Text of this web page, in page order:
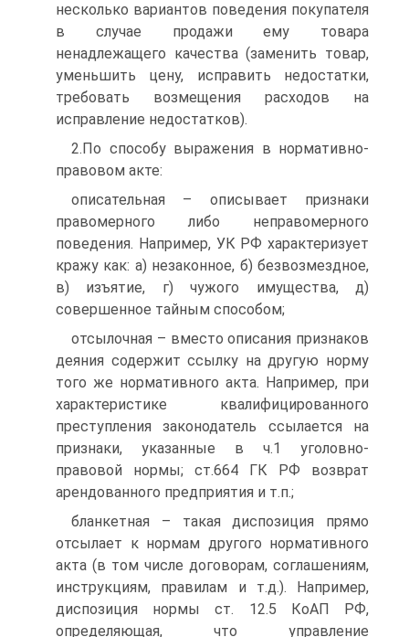
несколько вариантов поведения покупателя
в случае продажи ему товара
ненадлежащего качества (заменить товар,
уменьшить цену, исправить недостатки,
требовать возмещения расходов на
исправление недостатков).
2.По способу выражения в нормативно-
правовом акте:
описательная – описывает признаки
правомерного либо неправомерного
поведения. Например, УК РФ характеризует
кражу как: а) незаконное, б) безвозмездное,
в) изъятие, г) чужого имущества, д)
совершенное тайным способом;
отсылочная – вместо описания признаков
деяния содержит ссылку на другую норму
того же нормативного акта. Например, при
характеристике квалифицированного
преступления законодатель ссылается на
признаки, указанные в ч.1 уголовно-
правовой нормы; ст.664 ГК РФ возврат
арендованного предприятия и т.п.;
бланкетная – такая диспозиция прямо
отсылает к нормам другого нормативного
акта (в том числе договорам, соглашениям,
инструкциям, правилам и т.д.). Например,
диспозиция нормы ст. 12.5 КоАП РФ,
определяющая, что управление